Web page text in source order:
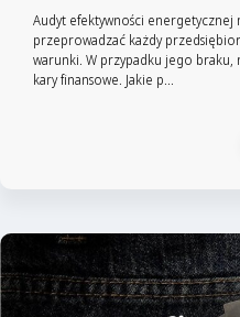
Audyt efektywności energetycznej
przeprowadzać każdy
warunki. W przypadku jego braku,
kary finansowe. Jakie p...